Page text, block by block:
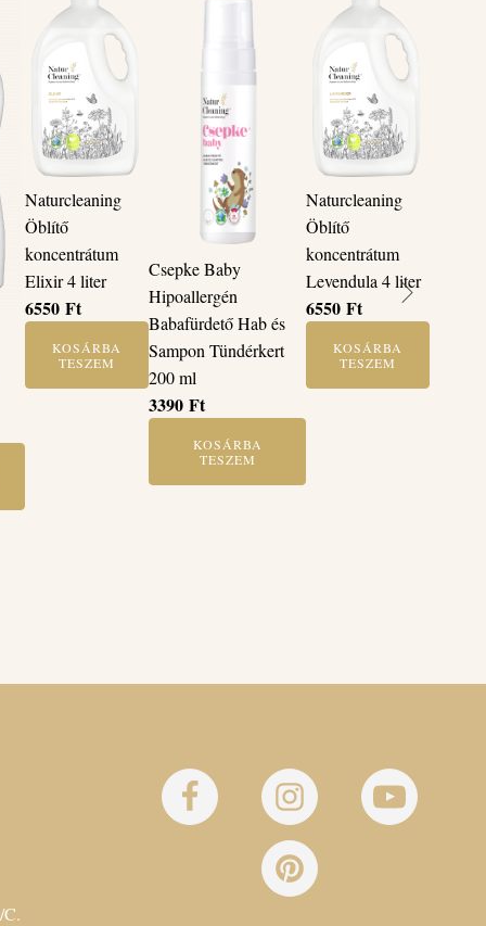
Naturcleaning
Öblítő
koncentrátum
Elixir 4 liter
6550Ft
KOSÁRBA
TESZEM
Csepke Baby
Hipoallergén
Babafürdető Hab és
Sampon Tündérkert
200 ml
3390Ft
KOSÁRBA
TESZEM
Naturcleaning
Öblítő
koncentrátum
Levendula 4 liter
6550 Ft
KOSÁRBA
TESZEM